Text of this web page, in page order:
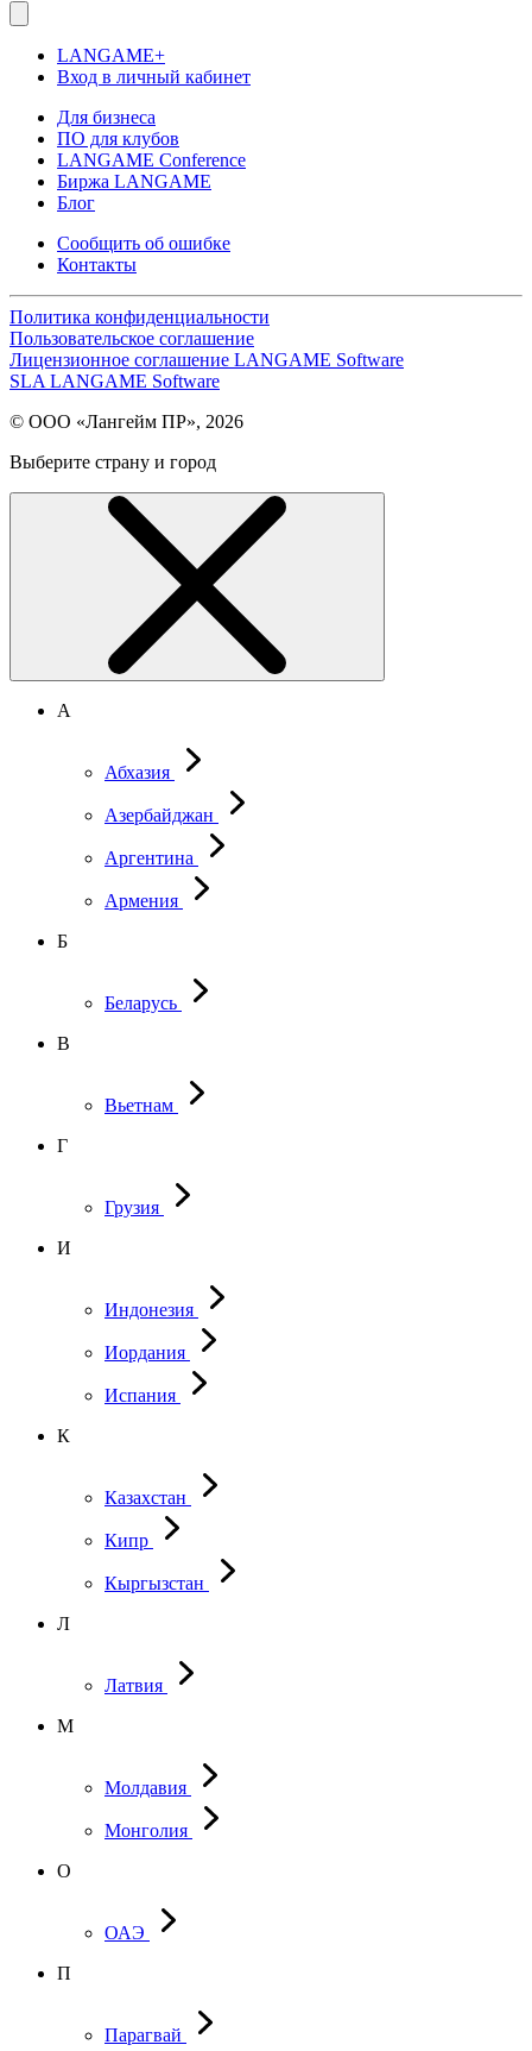
LANGAME+
Вход в личный кабинет
Для бизнеса
ПО для клубов
LANGAME Conference
Биржа LANGAME
Блог
Сообщить об ошибке
Контакты
Политика конфиденциальности
Пользовательское соглашение
Лицензионное соглашение LANGAME Software
SLA LANGAME Software
© ООО «Лангейм ПР», 2026
Выберите страну и город
А
Абхазия
Азербайджан
Аргентина
Армения
Б
Беларусь
В
Вьетнам
Г
Грузия
И
Индонезия
Иордания
Испания
К
Казахстан
Кипр
Кыргызстан
Л
Латвия
М
Молдавия
Монголия
О
ОАЭ
П
Парагвай